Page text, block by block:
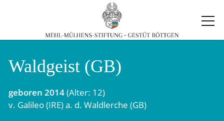
Waldgeist (GB)
geboren 2014(Alter: 12)
v. Galileo (IRE)a. d. Waldlerche (GB)